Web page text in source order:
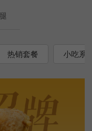
热销套餐 小吃系